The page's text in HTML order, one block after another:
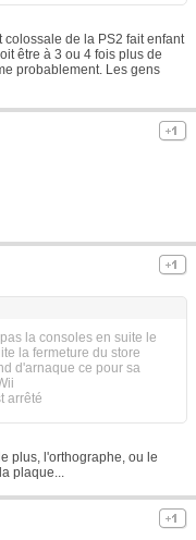
de la PS2 fait enfant
être à 3 ou 4 fois plus de
probablement. Les gens
la consoles en suite le
la fermeture du store
d'arnaque ce pour sa
arrêté
plus, l'orthographe, ou le
plaque...